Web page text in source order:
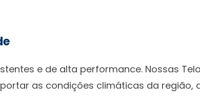
e de alta performance. Nossas
as condições climáticas da região,